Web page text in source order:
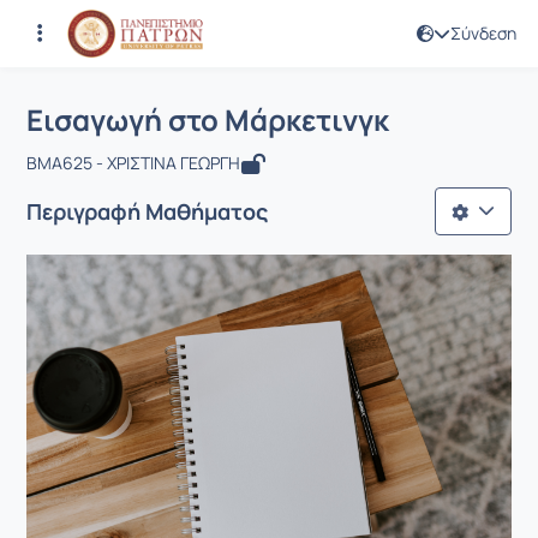
Σύνδεση
Αρχική Σελίδα
Μάθημα : Εισαγωγή στο Μάρκετινγκ
Κωδικός : BMA625
Εισαγωγή στο Μάρκετινγκ
BMA625 - ΧΡΙΣΤΙΝΑ ΓΕΩΡΓΗ
Περιγραφή Μαθήματος